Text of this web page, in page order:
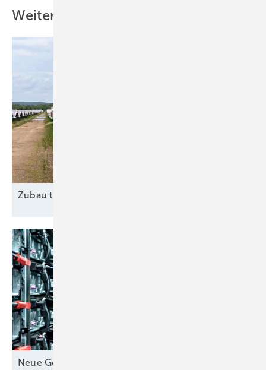
Weitere Inhalte
Zubau trotz
Neue Geschäfte für